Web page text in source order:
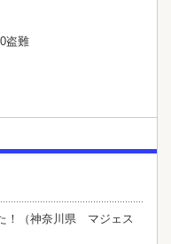
盗難
！（神奈川県 マジェス